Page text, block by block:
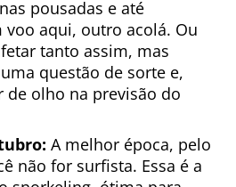
pousadas e até
voo aqui, outro acolá. Ou
tanto assim, mas
questão de sorte e,
de olho na previsão do
A melhor época, pelo
não for surfista. Essa é a